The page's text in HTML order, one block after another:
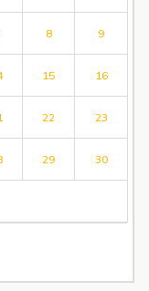
8 9
15 16
22 23
29 30